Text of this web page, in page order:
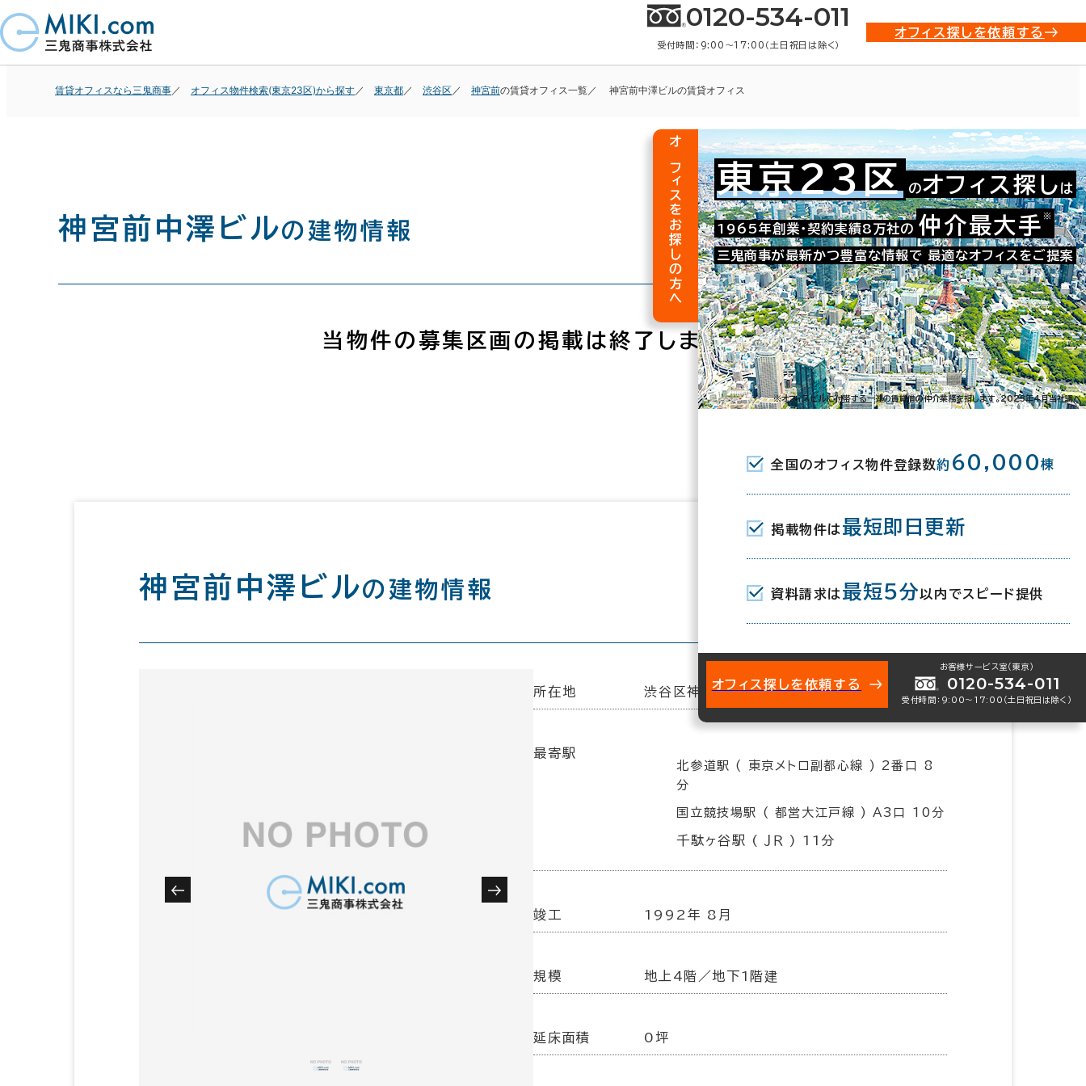
0120-534-011
受付時間：9:00〜17:00（土日祝日は除く）
オフィス探しを依頼する
賃貸オフィスなら三鬼商事 オフィス物件検索(東京23区)から探す 東京都 渋谷区 神宮前の賃貸オフィス一覧 神宮前中澤ビルの賃貸オフィス
神宮前中澤ビルの建物情報
お問い合わせ番号：021-54913
当物件の募集区画の掲載は終了しました。
神宮前中澤ビルの建物情報
所在地 渋谷区神宮前2-23-1
最寄駅
北参道駅 ( 東京メトロ副都心線 ) 2番口 8
分
国立競技場駅 ( 都営大江戸線 ) A3口 10分
千駄ヶ谷駅 ( ＪＲ ) 11分
竣工 1992年 8月
規模 地上4階／地下1階建
延床面積 0坪
オフィスをお探しの方へ 東京23区 のオフィス探し は
1965年創業・契約実績8万社の 仲介最大手 ※
三鬼商事が最新かつ豊富な情報で 最適なオフィスをご提案
※オフィスビルに付帯する一連の賃貸借の仲介業務を指します。2023年4月当社調べ
全国のオフィス物件登録数約 60,000棟
掲載物件は 最短即日更新
資料請求は 最短5分 以内でスピード提供
オフィス探しを依頼する
お客様サービス室（東京）
0120-534-011
受付時間：9:00〜17:00（土日祝日は除く）